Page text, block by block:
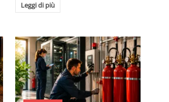
Leggi di più